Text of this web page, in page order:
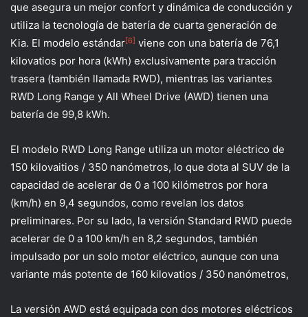
que asegura un mejor confort y dinámica de conducción y
utiliza la tecnología de batería de cuarta generación de
Kia. El modelo estándar[6] viene con una batería de 76,1
kilovatios por hora (kWh) exclusivamente para tracción
trasera (también llamada RWD), mientras las variantes
RWD Long Range y All Wheel Drive (AWD) tienen una
batería de 99,8 kWh.
El modelo RWD Long Range utiliza un motor eléctrico de
150 kilovaitios / 350 nanómetros, lo que dota al SUV de la
capacidad de acelerar de 0 a 100 kilómetros por hora
(km/h) en 9,4 segundos, como revelan los datos
preliminares. Por su lado, la versión Standard RWD puede
acelerar de 0 a 100 km/h en 8,2 segundos, también
impulsado por un solo motor eléctrico, aunque con una
variante más potente de 160 kilovatios / 350 nanómetros,
La versión AWD está equipada con dos motores eléctricos